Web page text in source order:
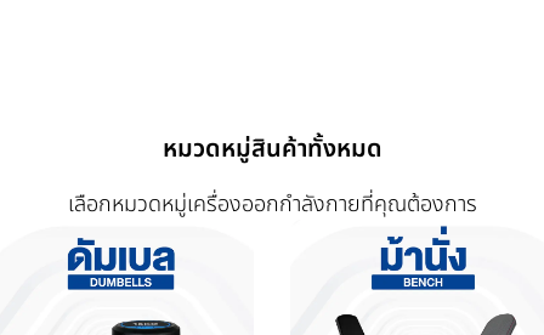
หมวดหมู่สินค้าทั้งหมด
เลือกหมวดหมู่เครื่องออกกำลังกายที่คุณต้องการ